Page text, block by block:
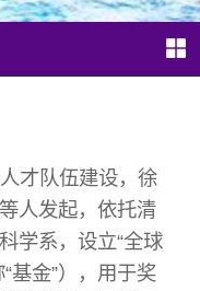
才队伍建设，徐
人发起，依托清
学系，设立“全球
基金”），用于奖